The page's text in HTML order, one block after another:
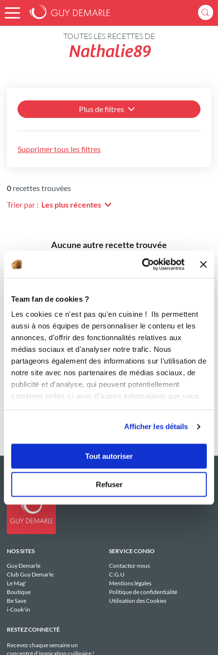
Team fan de cookies ?
Les cookies ce n'est pas qu'en cuisine ! Ils permettent
aussi à nos équipes de personnaliser le contenu et les
annonces, d'offrir des fonctionnalités relatives aux
médias sociaux et d'analyser notre trafic. Nous
partageons également des informations sur l'utilisation de
notre site avec nos partenaires de médias sociaux, de
publicité et d'analyse, qui peuvent potentiellement
combiner celles-ci avec d'autres informations que vous
Afficher les détails
Tout autoriser
Refuser
Accueil Recettes
TOUTES LES RECETTES DE
Nathalie89
Plus de filtres
Supprimer tous les filtres
0 recettes trouvées
Trier par : Les plus récentes
Aucune autre recette trouvée
NOS SITES
Guy Demarle
Club Guy Demarle
Le Mag'
Boutique
Be Save
i-Cook'in
SERVICE CONSO
Contactez-nous
C.G.U
Mentions légales
Politique de confidentialité
Utilisation des Cookies
RESTEZ CONNECTÉ
Recevez chaque semaine un
concentré d'inspiration cuilinaire !